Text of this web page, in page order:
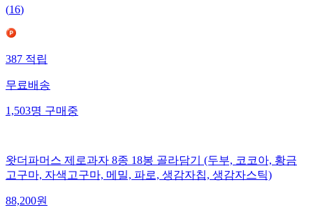
(16)
387적립
무료배송
1,503명구매중
왓더파머스 제로과자 8종 18봉 골라담기 (두부, 코코아, 황금
고구마, 자색고구마, 메밀, 파로, 생감자칩, 생감자스틱)
88,200원